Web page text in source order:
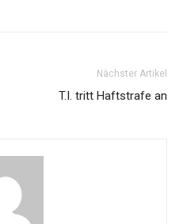
Nächster Artikel
T.I. tritt Haftstrafe an